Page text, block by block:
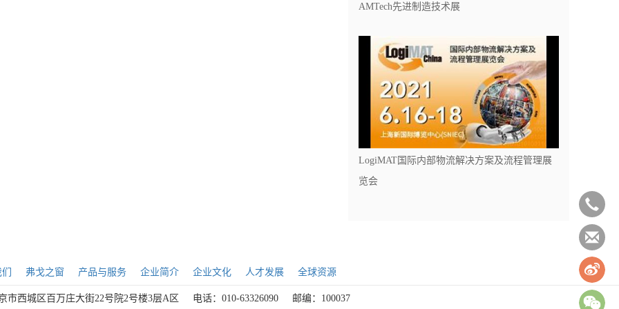
AMTech先进制造技术展
LogiMAT国际内部物流解决方案及流程管理展
览会
弗戈之窗 产品与服务 企业简介 企业文化 人才发展 全球资源
市西城区百万庄大街22号院2号楼3层A区 电话：010-63326090 邮编：100037